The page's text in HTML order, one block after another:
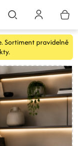
Sortiment pravidelně